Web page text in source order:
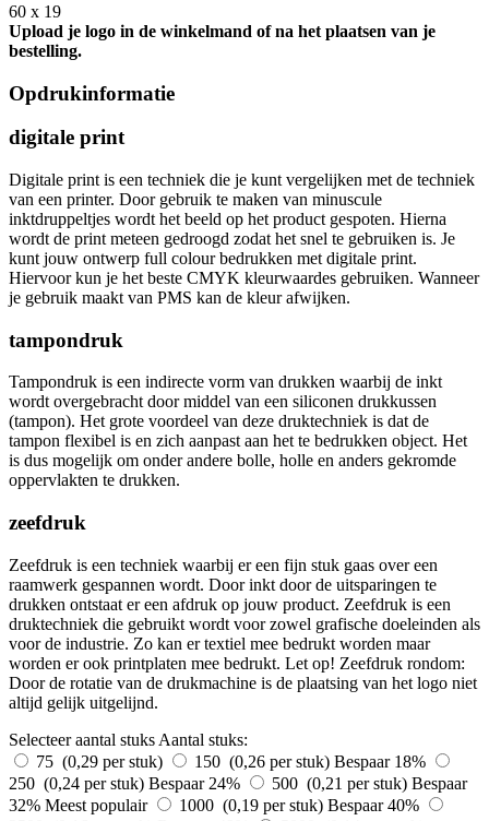
60 x 19
Upload je logo in de winkelmand of na het plaatsen van je
bestelling.
Opdrukinformatie
digitale print
Digitale print is een techniek die je kunt vergelijken met de techniek
van een printer. Door gebruik te maken van minuscule
inktdruppeltjes wordt het beeld op het product gespoten. Hierna
wordt de print meteen gedroogd zodat het snel te gebruiken is. Je
kunt jouw ontwerp full colour bedrukken met digitale print.
Hiervoor kun je het beste CMYK kleurwaardes gebruiken. Wanneer
je gebruik maakt van PMS kan de kleur afwijken.
tampondruk
Tampondruk is een indirecte vorm van drukken waarbij de inkt
wordt overgebracht door middel van een siliconen drukkussen
(tampon). Het grote voordeel van deze druktechniek is dat de
tampon flexibel is en zich aanpast aan het te bedrukken object. Het
is dus mogelijk om onder andere bolle, holle en anders gekromde
oppervlakten te drukken.
zeefdruk
Zeefdruk is een techniek waarbij er een fijn stuk gaas over een
raamwerk gespannen wordt. Door inkt door de uitsparingen te
drukken ontstaat er een afdruk op jouw product. Zeefdruk is een
druktechniek die gebruikt wordt voor zowel grafische doeleinden als
voor de industrie. Zo kan er textiel mee bedrukt worden maar
worden er ook printplaten mee bedrukt. Let op! Zeefdruk rondom:
Door de rotatie van de drukmachine is de plaatsing van het logo niet
altijd gelijk uitgelijnd.
Selecteer aantal stuks Aantal stuks:
75 (0,29 per stuk)
150 (0,26 per stuk) Bespaar 18%
250 (0,24 per stuk) Bespaar 24% 500 (0,21 per stuk) Bespaar
32% Meest populair 1000 (0,19 per stuk) Bespaar 40%